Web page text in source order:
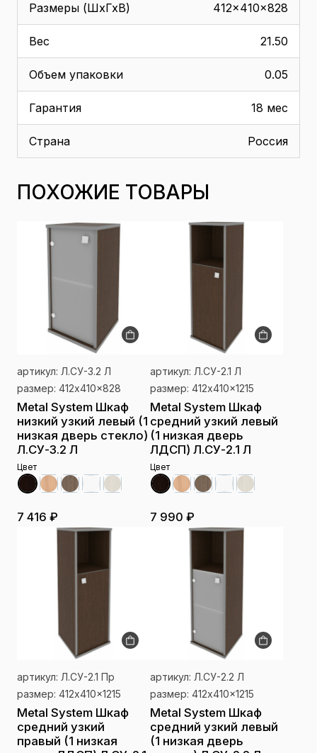
Размеры (ШхГхВ) 412x410x828
Вес 21.50
Объем упаковки 0.05
Гарантия 18 мес
Страна Россия
ПОХОЖИЕ ТОВАРЫ
артикул: Л.СУ-3.2 Л
размер: 412x410x828
Metal System Шкаф
низкий узкий левый (1
низкая дверь стекло)
Л.СУ-3.2 Л
Цвет
7 416 ₽
артикул: Л.СУ-2.1 Л
размер: 412x410x1215
Metal System Шкаф
средний узкий левый
(1 низкая дверь
ЛДСП) Л.СУ-2.1 Л
Цвет
7 990 ₽
артикул: Л.СУ-2.1 Пр
размер: 412x410x1215
Metal System Шкаф
средний узкий
правый (1 низкая
артикул: Л.СУ-2.2 Л
размер: 412x410x1215
Metal System Шкаф
средний узкий левый
(1 низкая дверь